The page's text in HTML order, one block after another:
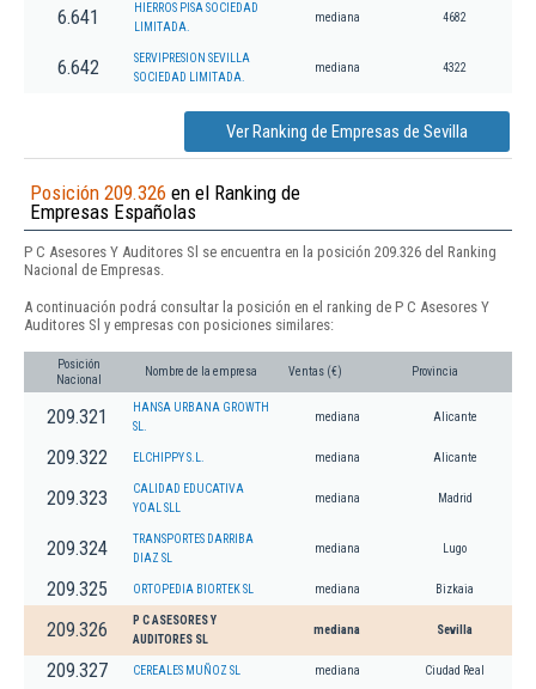
6.641
HIERROS PISA SOCIEDAD
LIMITADA.
mediana 4682
6.642
SERVIPRESION SEVILLA
SOCIEDAD LIMITADA.
mediana 4322
Ver Ranking de Empresas de Sevilla
Posición 209.326 en el Ranking de
Empresas Españolas
P C Asesores Y Auditores Sl se encuentra en la posición 209.326 del Ranking
Nacional de Empresas.
A continuación podrá consultar la posición en el ranking de P C Asesores Y
Auditores Sl y empresas con posiciones similares:
Posición
Nacional
Nombre de la empresa Ventas (€) Provincia
209.321
HANSA URBANA GROWTH
SL.
mediana Alicante
209.322 ELCHIPPY S.L. mediana Alicante
209.323
CALIDAD EDUCATIVA
YOAL SLL
mediana Madrid
209.324
TRANSPORTES DARRIBA
DIAZ SL
mediana Lugo
209.325 ORTOPEDIA BIORTEK SL mediana Bizkaia
209.326
P C ASESORES Y
AUDITORES SL
mediana Sevilla
209.327 CEREALES MUÑOZ SL mediana Ciudad Real